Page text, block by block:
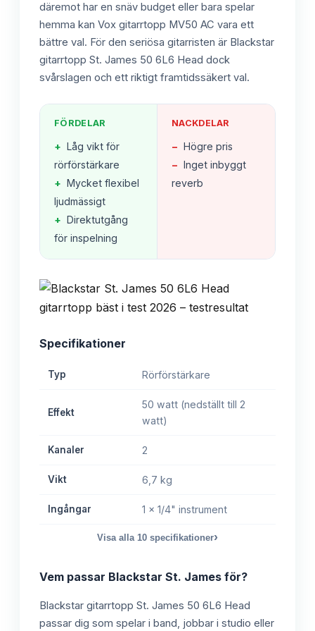
däremot har en snäv budget eller bara spelar
hemma kan Vox gitarrtopp MV50 AC vara ett
bättre val. För den seriösa gitarristen är Blackstar
gitarrtopp St. James 50 6L6 Head dock
svårslagen och ett riktigt framtidssäkert val.
FÖRDELAR
+ Låg vikt för
rörförstärkare
+ Mycket flexibel
ljudmässigt
+ Direktutgång
för inspelning
NACKDELAR
− Högre pris
− Inget inbyggt
reverb
Specifikationer
Typ Rörförstärkare
Effekt
50 watt (nedställt till 2
watt)
Kanaler 2
Vikt 6,7 kg
Ingångar 1 x 1/4" instrument
Visa alla 10 specifikationer›
Vem passar Blackstar St. James för?
Blackstar gitarrtopp St. James 50 6L6 Head
passar dig som spelar i band, jobbar i studio eller